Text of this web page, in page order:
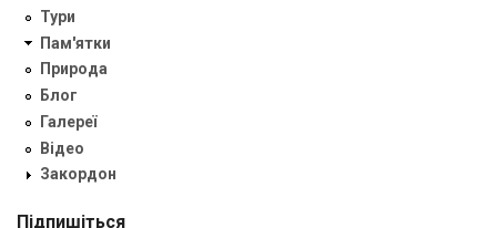
Тури
Пам'ятки
Природа
Блог
Галереї
Відео
Закордон
Підпишіться